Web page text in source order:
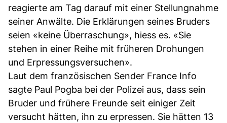
reagierte am Tag darauf mit einer Stellungnahme
seiner Anwälte. Die Erklärungen seines Bruders
seien «keine Überraschung», hiess es. «Sie
stehen in einer Reihe mit früheren Drohungen
und Erpressungsversuchen».
Laut dem französischen Sender France Info
sagte Paul Pogba bei der Polizei aus, dass sein
Bruder und frühere Freunde seit einiger Zeit
versucht hätten, ihn zu erpressen. Sie hätten 13